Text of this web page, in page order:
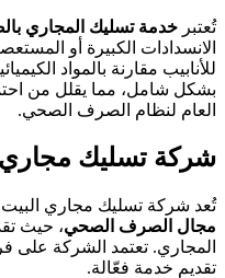
تُعتبر خدمة تسليك المجاري
الانسدادات الكبيرة أو
للأنابيب مقارنة بالمواد
بشكل شامل، مما يقلل من
العام لنظام الصرف الصحي.
شركة تسليك مجاري
تُعد شركة تسليك مجاري البيت
مجال الصرف الصحي، حيث
المجاري. تعتمد الشركة على
تقديم خدمة فعّالة.